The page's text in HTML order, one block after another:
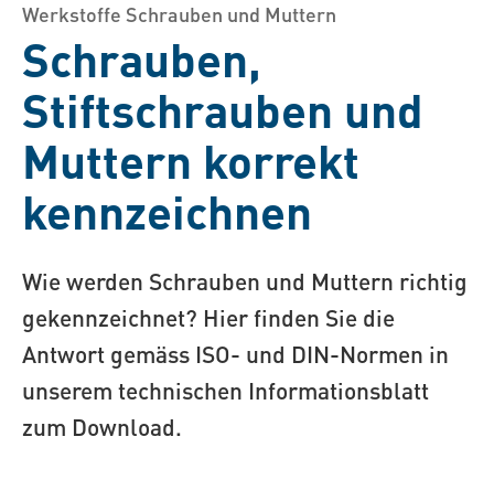
Werkstoffe Schrauben und Muttern
Schrauben,
Stiftschrauben und
Muttern korrekt
kennzeichnen
Wie werden Schrauben und Muttern richtig
gekennzeichnet? Hier finden Sie die
Antwort gemäss ISO- und DIN-Normen in
unserem technischen Informationsblatt
zum Download.